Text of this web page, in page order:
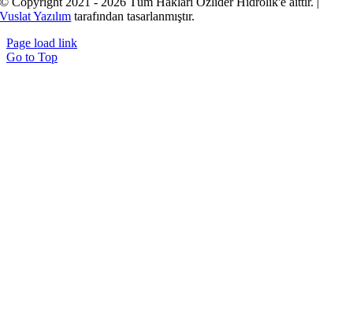
Vuslat Yazılım tarafından tasarlanmıştır.
Page load link
Go to Top